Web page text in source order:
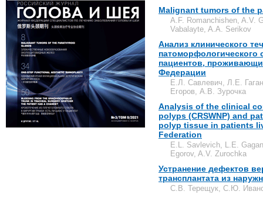
Malignant tumors of the
A.F. Romanchishen, A.V.
Vabalayte, A.A. Serikov
Анализ клинического
патоморфологического
пациентов,
Федерации
E.Л. Савлевич, Л.Е.
Егоров, А.В. Зурочка
Analysis of the clinical
polyps (CRSWNP) and
polyp tissue in patients
Federation
E.L. Savlevich, L.E.
Egorov, A.V. Zurochka
Устранение дефектов
трансплантата из
С.В. Терещук, С.Ю.